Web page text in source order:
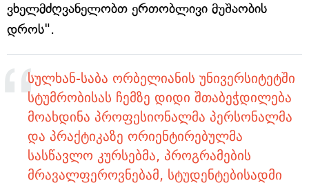
ვხელმძღვანელობთ ერთობლივი მუშაობის
დროს".
სულხან-საბა ორბელიანის უნივერსიტეტში
სტუმრობისას ჩემზე დიდი შთაბეჭდილება
მოახდინა პროფესიონალმა პერსონალმა
და პრაქტიკაზე ორიენტირებულმა
სასწავლო კურსებმა, პროგრამების
მრავალფეროვნებამ, სტუდენტებისადმი